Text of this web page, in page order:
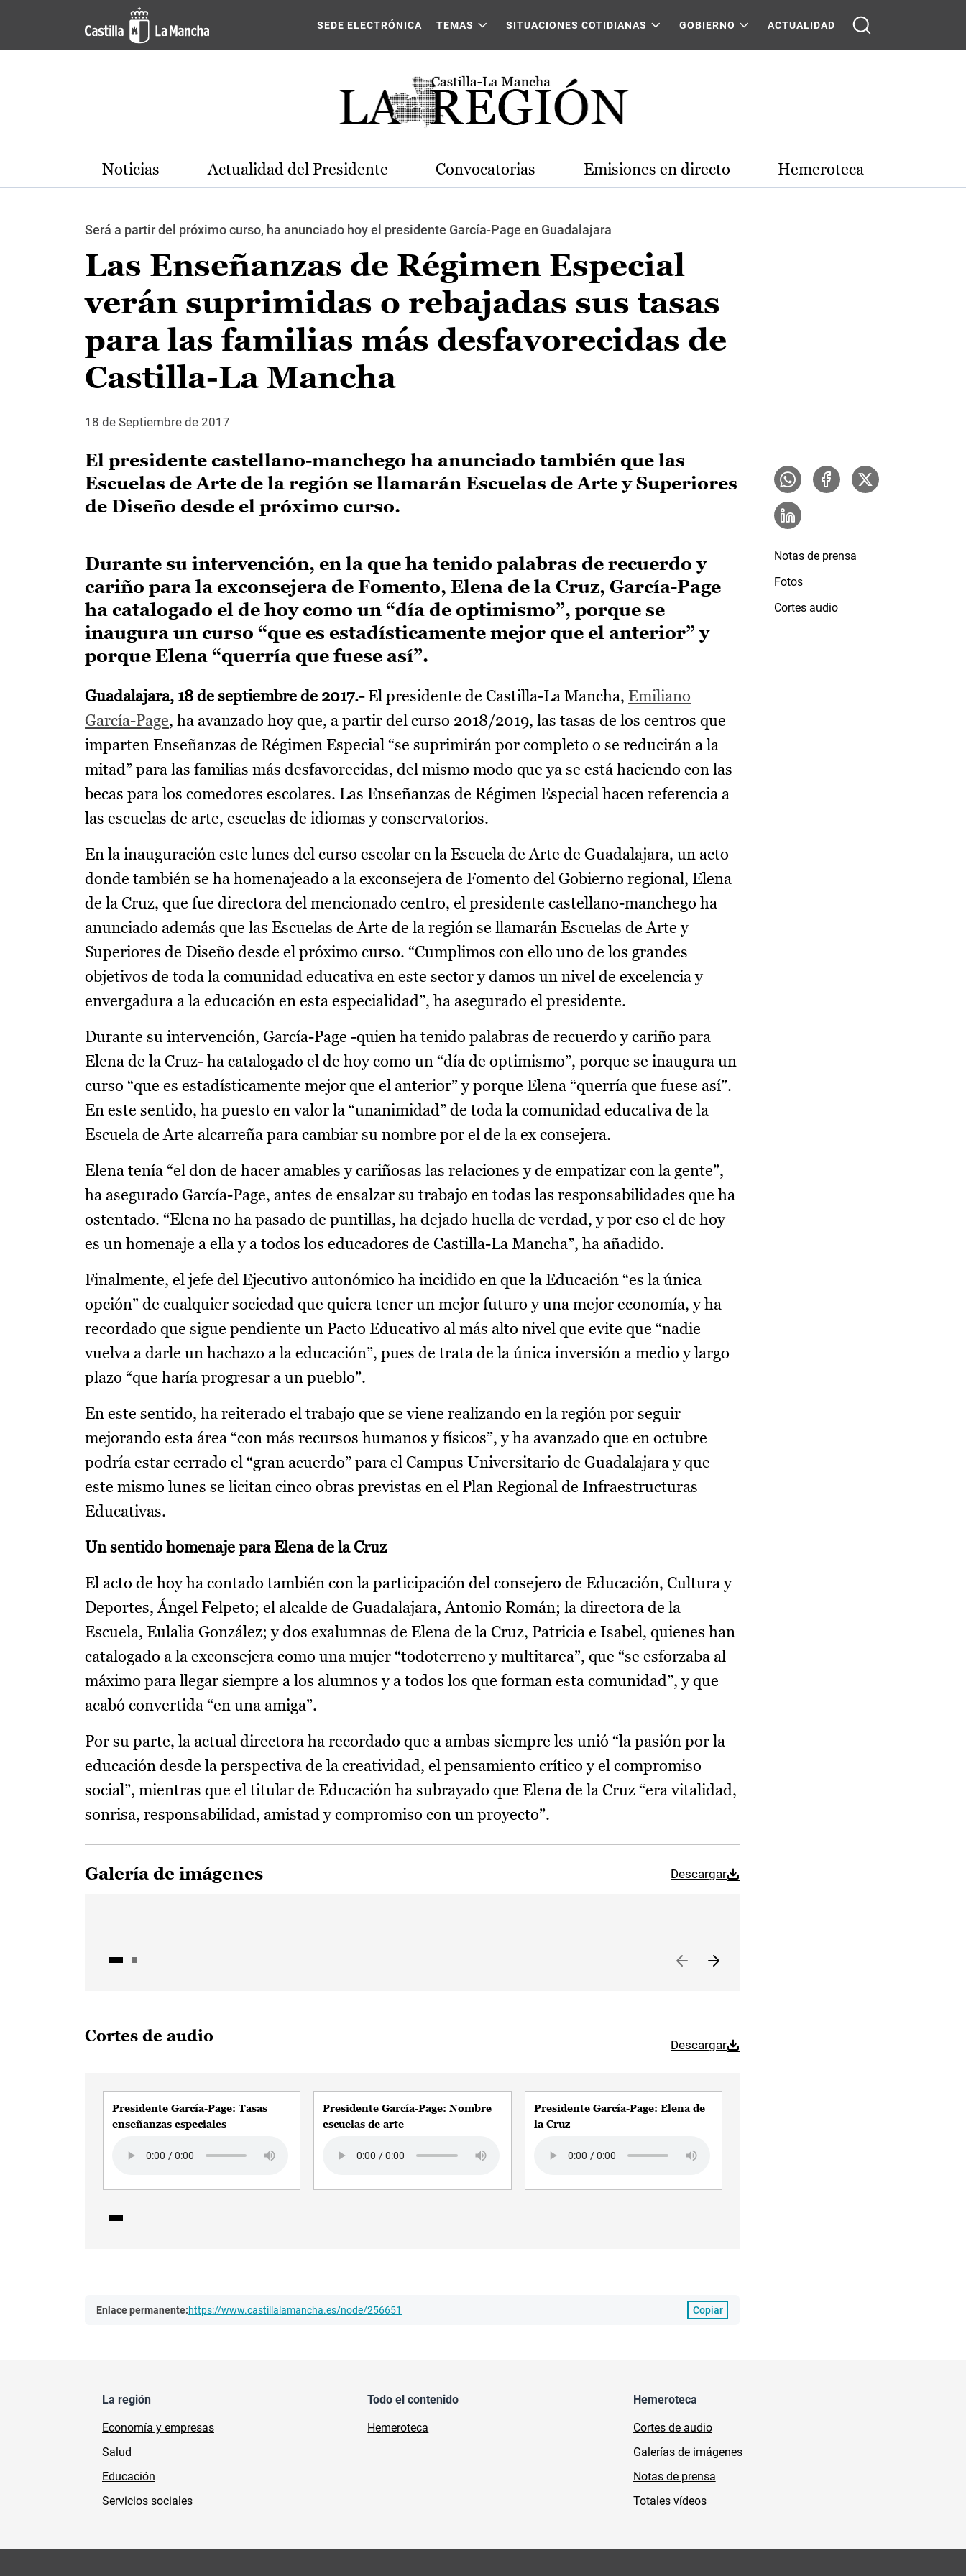
Pasar al contenido principal
SEDE ELECTRÓNICA TEMAS SITUACIONES COTIDIANAS GOBIERNO ACTUALIDAD
Noticias Actualidad del Presidente Convocatorias Emisiones en directo Hemeroteca
Será a partir del próximo curso, ha anunciado hoy el presidente García-Page en Guadalajara
Las Enseñanzas de Régimen Especial
verán suprimidas o rebajadas sus tasas
para las familias más desfavorecidas de
Castilla-La Mancha
18 de Septiembre de 2017
El presidente castellano-manchego ha anunciado también que las
Escuelas de Arte de la región se llamarán Escuelas de Arte y Superiores
de Diseño desde el próximo curso.
Durante su intervención, en la que ha tenido palabras de recuerdo y
cariño para la exconsejera de Fomento, Elena de la Cruz, García-Page
ha catalogado el de hoy como un “día de optimismo”, porque se
inaugura un curso “que es estadísticamente mejor que el anterior” y
porque Elena “querría que fuese así”.
Guadalajara, 18 de septiembre de 2017.-El presidente de Castilla-La Mancha, Emiliano
García-Page, ha avanzado hoy que, a partir del curso 2018/2019, las tasas de los centros que
imparten Enseñanzas de Régimen Especial “se suprimirán por completo o se reducirán a la
mitad” para las familias más desfavorecidas, del mismo modo que ya se está haciendo con las
becas para los comedores escolares. Las Enseñanzas de Régimen Especial hacen referencia a
las escuelas de arte, escuelas de idiomas y conservatorios.
En la inauguración este lunes del curso escolar en la Escuela de Arte de Guadalajara, un acto
donde también se ha homenajeado a la exconsejera de Fomento del Gobierno regional, Elena
de la Cruz, que fue directora del mencionado centro, el presidente castellano-manchego ha
anunciado además que las Escuelas de Arte de la región se llamarán Escuelas de Arte y
Superiores de Diseño desde el próximo curso. “Cumplimos con ello uno de los grandes
objetivos de toda la comunidad educativa en este sector y damos un nivel de excelencia y
envergadura a la educación en esta especialidad”, ha asegurado el presidente.
Durante su intervención, García-Page -quien ha tenido palabras de recuerdo y cariño para
Elena de la Cruz- ha catalogado el de hoy como un “día de optimismo”, porque se inaugura un
curso “que es estadísticamente mejor que el anterior” y porque Elena “querría que fuese así”.
En este sentido, ha puesto en valor la “unanimidad” de toda la comunidad educativa de la
Escuela de Arte alcarreña para cambiar su nombre por el de la ex consejera.
Elena tenía “el don de hacer amables y cariñosas las relaciones y de empatizar con la gente”,
ha asegurado García-Page, antes de ensalzar su trabajo en todas las responsabilidades que ha
ostentado. “Elena no ha pasado de puntillas, ha dejado huella de verdad, y por eso el de hoy
es un homenaje a ella y a todos los educadores de Castilla-La Mancha”, ha añadido.
Finalmente, el jefe del Ejecutivo autonómico ha incidido en que la Educación “es la única
opción” de cualquier sociedad que quiera tener un mejor futuro y una mejor economía, y ha
recordado que sigue pendiente un Pacto Educativo al más alto nivel que evite que “nadie
vuelva a darle un hachazo a la educación”, pues de trata de la única inversión a medio y largo
plazo “que haría progresar a un pueblo”.
En este sentido, ha reiterado el trabajo que se viene realizando en la región por seguir
mejorando esta área “con más recursos humanos y físicos”, y ha avanzado que en octubre
podría estar cerrado el “gran acuerdo” para el Campus Universitario de Guadalajara y que
este mismo lunes se licitan cinco obras previstas en el Plan Regional de Infraestructuras
Educativas.
Un sentido homenaje para Elena de la Cruz
El acto de hoy ha contado también con la participación del consejero de Educación, Cultura y
Deportes, Ángel Felpeto; el alcalde de Guadalajara, Antonio Román; la directora de la
Escuela, Eulalia González; y dos exalumnas de Elena de la Cruz, Patricia e Isabel, quienes han
catalogado a la exconsejera como una mujer “todoterreno y multitarea”, que “se esforzaba al
máximo para llegar siempre a los alumnos y a todos los que forman esta comunidad”, y que
acabó convertida “en una amiga”.
Por su parte, la actual directora ha recordado que a ambas siempre les unió “la pasión por la
educación desde la perspectiva de la creatividad, el pensamiento crítico y el compromiso
social”, mientras que el titular de Educación ha subrayado que Elena de la Cruz “era vitalidad,
sonrisa, responsabilidad, amistad y compromiso con un proyecto”.
Galería de imágenes Descargar
Cortes de audio Descargar
Presidente García-Page: Tasas
enseñanzas especiales
Presidente García-Page: Nombre
escuelas de arte
Presidente García-Page: Elena de
la Cruz
Enlace permanente:https://www.castillalamancha.es/node/256651 Copiar
Notas de prensa
Fotos
Cortes audio
La región
Economía y empresas
Salud
Educación
Servicios sociales
Todo el contenido
Hemeroteca
Hemeroteca
Cortes de audio
Galerías de imágenes
Notas de prensa
Totales vídeos